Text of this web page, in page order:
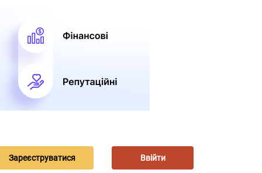
Зареєструватися Ввійти